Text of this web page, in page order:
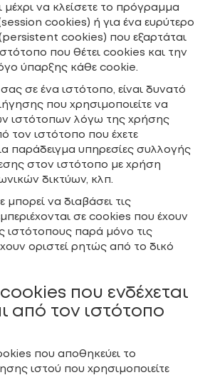
μέχρι να κλείσετε το πρόγραμμα
cookies) ή για ένα ευρύτερο
cookies) που εξαρτάται
που θέτει cookies και την
ύπαρξης κάθε cookie.
σε ένα ιστότοπο, είναι δυνατό
που χρησιμοποιείτε να
ιστότοπων λόγω της χρήσης
τον ιστότοπο που έχετε
παράδειγμα υπηρεσίες συλλογής
στον ιστότοπο με χρήση
δικτύων, κλπ.
να διαβάσει τις
σε cookies που έχουν
ιστότοπους παρά μόνο τις
οριστεί ρητώς από το δικό
που ενδέχεται
από τον ιστότοπο
που αποθηκεύει το
ιστού που χρησιμοποιείτε